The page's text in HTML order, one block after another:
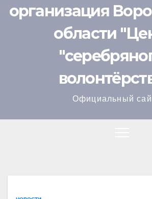
организация
области
Официальный